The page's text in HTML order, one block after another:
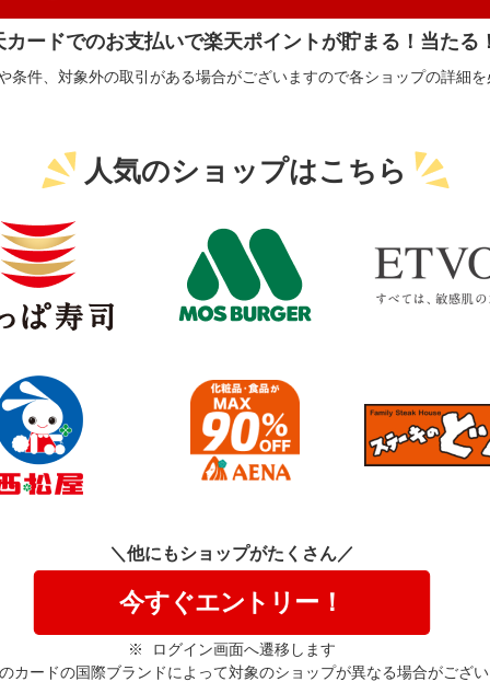
ードでのお支払いで楽天ポイントが貯まる！当たる
条件、対象外の取引がある場合がございますので各ショップの詳細
人気のショップはこちら
＼他にもショップがたくさん／
今すぐエントリー！
ログイン画面へ遷移します
カードの国際ブランドによって対象のショップが異なる場合がござ